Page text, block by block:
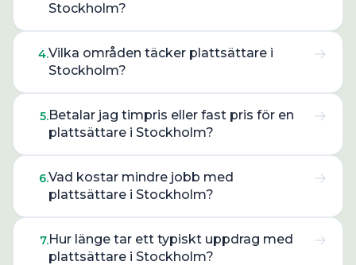
Stockholm?
4.Vilka områden täcker plattsättare i
Stockholm?
5.Betalar jag timpris eller fast pris för en
plattsättare i Stockholm?
6.Vad kostar mindre jobb med
plattsättare i Stockholm?
7.Hur länge tar ett typiskt uppdrag med
plattsättare i Stockholm?